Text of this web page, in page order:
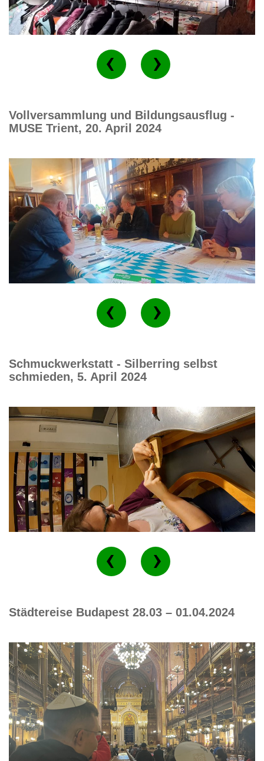
Vollversammlung und Bildungsausflug -
MUSE Trient, 20. April 2024
Schmuckwerkstatt - Silberring selbst
schmieden, 5. April 2024
Städtereise Budapest 28.03 – 01.04.2024